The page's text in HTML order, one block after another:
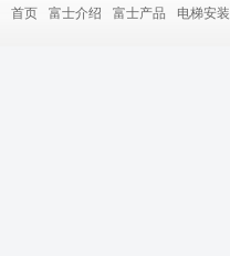
首页 富士介绍 富士产品 电梯安装